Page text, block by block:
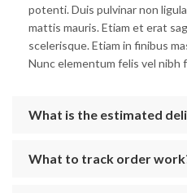
potenti. Duis pulvinar non
mattis mauris. Etiam et erat
scelerisque. Etiam in finibus
Nunc elementum felis vel nibh
What is the estimated
What to track order